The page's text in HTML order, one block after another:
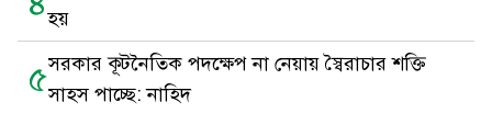
হয়
৫সরকার কূটনৈতিক পদক্ষেপ না নেয়ায় স্বৈরাচার শক্তি
সাহস পাচ্ছে: নাহিদ